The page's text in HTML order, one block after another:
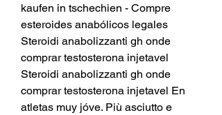
kaufen in tschechien - Compre
esteroides anabólicos legales
Steroidi anabolizzanti gh onde
comprar testosterona injetavel
Steroidi anabolizzanti gh onde
comprar testosterona injetavel En
atletas muy jóve. Più asciutto e